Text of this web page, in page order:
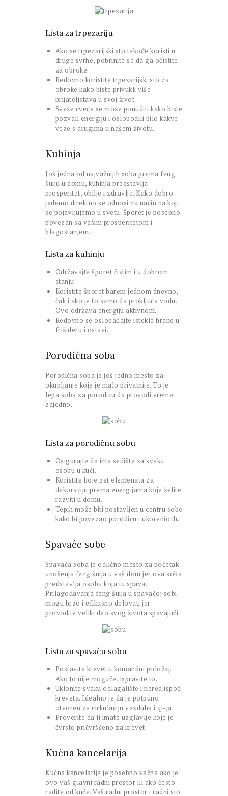
Lista za trpezariju
Ako se trpezarijski sto takođe koristi u
druge svrhe, pobrinite se da ga očistite
za obroke.
Redovno koristite trpezarijski sto za
obroke kako biste privukli više
prijateljstava u svoj život.
Sveže cveće se može ponuditi kako biste
pozvali energiju i oslobodili bilo kakve
veze s drugima u našem životu.
Kuhinja
Još jedna od najvažnijih soba prema feng
šuiju u domu, kuhinja predstavlja
prosperitet, obilje i zdravlje. Kako dobro
jedemo direktno se odnosi na način na koji
se pojavljujemo u svetu. Šporet je posebno
povezan sa vašim prosperitetom i
blagostanjem.
Lista za kuhinju
Održavajte šporet čistim i u dobrom
stanju.
Koristite šporet barem jednom dnevno,
čak i ako je to samo da proključa vodu.
Ovo održava energiju aktivnom.
Redovno se oslobađajte istekle hrane u
frižideru i ostavi.
Porodična soba
Porodična soba je još jedno mesto za
okupljanje koje je malo privatnije. To je
lepa soba za porodicu da provodi vreme
zajedno.
Lista za porodičnu sobu
Osigurajte da ima sedište za svaku
osobu u kući.
Koristite boje pet elemenata za
dekoraciju prema energijama koje želite
razviti u domu.
Tepih može biti postavljen u centru sobe
kako bi povezao porodicu i ukorenio ih.
Spavaće sobe
Spavaća soba je odlično mesto za početak
unošenja feng šuija u vaš dom jer ova soba
predstavlja osobu koja tu spava.
Prilagođavanja feng šuija u spavaćoj sobi
mogu brzo i efikasno delovati jer
provodite veliki deo svog života spavajući.
Lista za spavaću sobu
Postavite krevet u komandni položaj.
Ako to nije moguće, ispravite to.
Uklonite svaku odlagalište i nered ispod
kreveta. Idealno je da je potpuno
otvoren za cirkulaciju vazduha i qi-ja.
Proverite da li imate uzglavlje koje je
čvrsto pričvršćeno za krevet.
Kućna kancelarija
Kućna kancelarija je posebno važna ako je
ovo vaš glavni radni prostor ili ako često
radite od kuće. Vaš radni prostor i radni sto